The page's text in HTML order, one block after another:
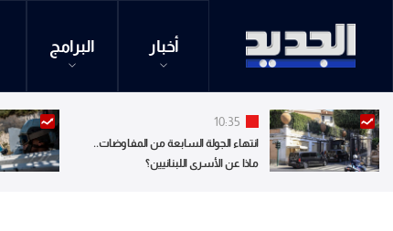
أخبار البرامج
10:35
انتهاء الجولة السابعة من المفاوضات..
ماذا عن الأسرى اللبنانيين؟